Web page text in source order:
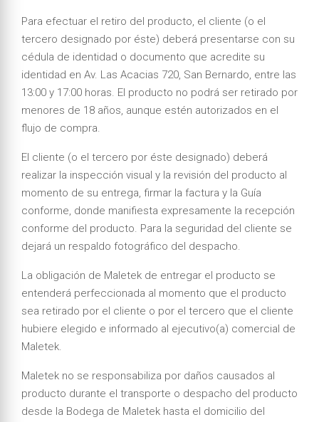
Para efectuar el retiro del producto, el cliente (o el
tercero designado por éste) deberá presentarse con su
cédula de identidad o documento que acredite su
identidad en Av. Las Acacias 720, San Bernardo, entre las
13:00 y 17:00 horas. El producto no podrá ser retirado por
menores de 18 años, aunque estén autorizados en el
flujo de compra.
El cliente (o el tercero por éste designado) deberá
realizar la inspección visual y la revisión del producto al
momento de su entrega, firmar la factura y la Guía
conforme, donde manifiesta expresamente la recepción
conforme del producto. Para la seguridad del cliente se
dejará un respaldo fotográfico del despacho.
La obligación de Maletek de entregar el producto se
entenderá perfeccionada al momento que el producto
sea retirado por el cliente o por el tercero que el cliente
hubiere elegido e informado al ejecutivo(a) comercial de
Maletek.
Maletek no se responsabiliza por daños causados al
producto durante el transporte o despacho del producto
desde la Bodega de Maletek hasta el domicilio del